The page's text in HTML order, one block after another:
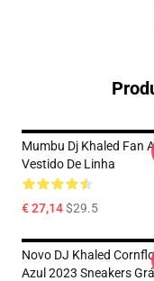
Mumbu Dj Khaled Fan
Vestido De Linha
€ 27,14$29.5
Novo DJ Khaled
Azul 2023 Sneakers